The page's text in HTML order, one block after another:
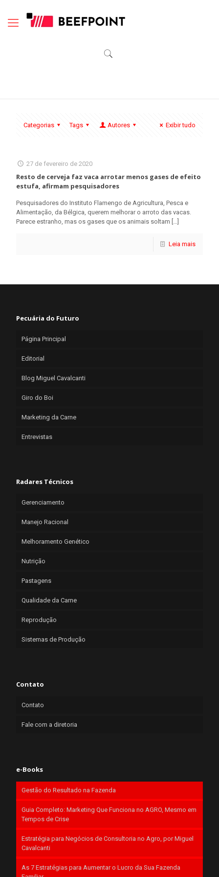
Categorias Tags Autores Exibir tudo
27 de fevereiro de 2020
Resto de cerveja faz vaca arrotar menos gases de efeito
estufa, afirmam pesquisadores
Pesquisadores do Instituto Flamengo de Agricultura, Pesca e
Alimentação, da Bélgica, querem melhorar o arroto das vacas.
Parece estranho, mas os gases que os animais soltam […]
Leia mais
Pecuária do Futuro
Página Principal
Editorial
Blog Miguel Cavalcanti
Giro do Boi
Marketing da Carne
Entrevistas
Radares Técnicos
Gerenciamento
Manejo Racional
Melhoramento Genético
Nutrição
Pastagens
Qualidade da Carne
Reprodução
Sistemas de Produção
Contato
Contato
Fale com a diretoria
e-Books
Gestão do Resultado na Fazenda
Guia Completo: Marketing Que Funciona no AGRO, Mesmo em
Tempos de Crise
Estratégia para Negócios de Consultoria no Agro, por Miguel
Cavalcanti
As 7 Estratégias para Aumentar o Lucro da Sua Fazenda